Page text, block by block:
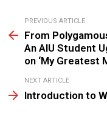
more
PREVIOUS ARTICLE
From
An AIU Student
on ‘My Greatest
NEXT ARTICLE
Introduction to